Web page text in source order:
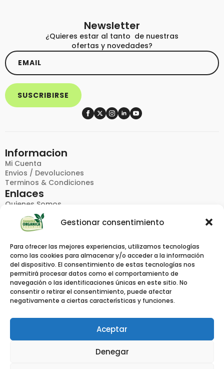
Gestionar consentimiento
Para ofrecer las mejores experiencias, utilizamos tecnologías
como las cookies para almacenar y/o acceder a la información
del dispositivo. El consentimiento de estas tecnologías nos
permitirá procesar datos como el comportamiento de
navegación o las identificaciones únicas en este sitio. No
consentir o retirar el consentimiento, puede afectar
negativamente a ciertas características y funciones.
Aceptar
Denegar
Newsletter
¿Quieres estar al tanto de nuestras
ofertas y novedades?
Email
*
SUSCRIBIRSE
Informacion
Mi Cuenta
Envios / Devoluciones
Terminos & Condiciones
Enlaces
Quienes Somos
Politica De Privacidad
Contacto
Productos
Catalogos
Pedido Rapido
Marcas
Contacto
Calle Viera Y Clavijo 4,
38612, El Medano, S/C Tenerife
629538319